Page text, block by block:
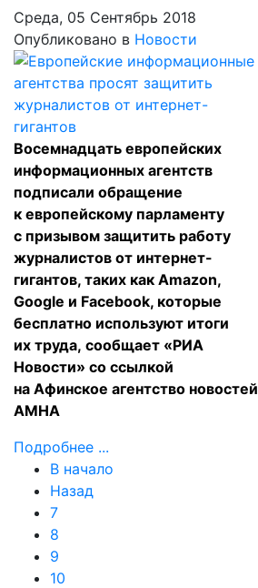
Среда, 05 Сентябрь 2018
Опубликовано в Новости
Восемнадцать европейских
информационных агентств
подписали обращение
к европейскому парламенту
с призывом защитить работу
журналистов от интернет-
гигантов, таких как Amazon,
Google и Facebook, которые
бесплатно используют итоги
их труда, сообщает «РИА
Новости» со ссылкой
на Афинское агентство новостей
АМНА
Подробнее ...
В начало
Назад
7
8
9
10